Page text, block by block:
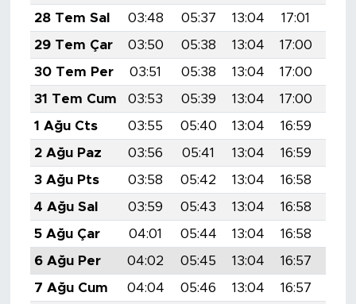
28 Tem Sal
03:48 05:37 13:04 17:01
29 Tem Çar
03:50 05:38 13:04 17:00
30 Tem Per
03:51 05:38 13:04 17:00
31 Tem Cum
03:53 05:39 13:04 17:00
1 Ağu Cts
03:55 05:40 13:04 16:59
2 Ağu Paz
03:56 05:41 13:04 16:59
3 Ağu Pts
03:58 05:42 13:04 16:58
4 Ağu Sal
03:59 05:43 13:04 16:58
5 Ağu Çar
04:01 05:44 13:04 16:58
6 Ağu Per
04:02 05:45 13:04 16:57
7 Ağu Cum
04:04 05:46 13:04 16:57